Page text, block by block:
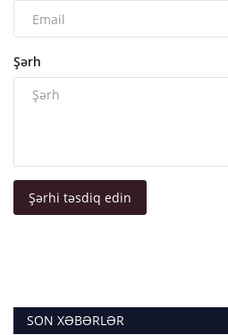
Şərh
Şərhi təsdiq edin
SON XƏBƏRLƏR